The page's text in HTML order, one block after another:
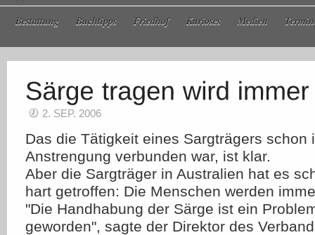
Bestattung Buchtipps Friedhof Kurioses Medien
2. SEP. 2006
Das die Tätigkeit eines Sargträgers schon
Anstrengung verbunden war, ist klar.
Aber die Sargträger in Australien hat es
hart getroffen: Die Menschen werden
"Die Handhabung der Särge ist ein
geworden", sagte der Direktor des